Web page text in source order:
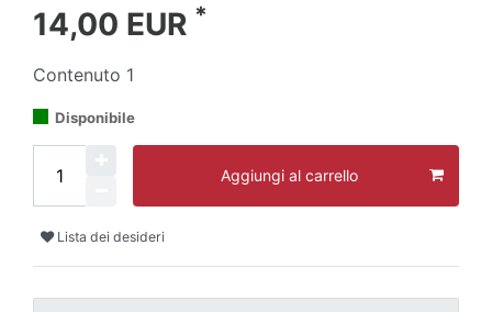
14,00 EUR *
Contenuto 1
Disponibile
Aggiungi al carrello
Lista dei desideri